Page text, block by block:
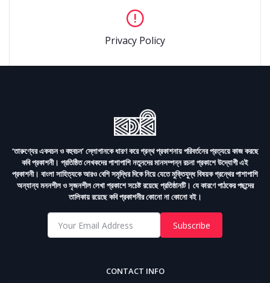
Privacy Policy
‘তারুণ্যের একবচন ও বহুবচন’ স্লোগানকে ধারণ করে গ্রন্থ প্রকাশনায় পরিবর্তনের প্রত্যয়ে কাজ করছে
কবি প্রকাশনী। প্রতিষ্ঠিত লেখকদের পাশাপাশি নতুনদের মানসম্পন্ন রচনা প্রকাশে উদ্যোগী এই
প্রকাশনী। বাংলা সাহিত্যকে আরও বেশি সমৃদ্ধির দিকে নিয়ে যেতে মুক্তিযুদ্ধ বিষয়ক গ্রন্থের পাশাপাশি
অন্যান্য মননশীল ও সৃজনশীল লেখা প্রকাশে সচেষ্ট রয়েছে প্রতিষ্ঠানটি। যে কারণে পাঠকের পছন্দের
তালিকায় রয়েছে কবি প্রকাশনীর কোনো না কোনো বই।
Subscribe
CONTACT INFO